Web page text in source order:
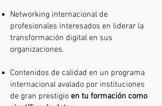
Networking internacional de
profesionales interesados en liderar la
transformación digital en sus
organizaciones.
Contenidos de calidad en un programa
internacional avalado por instituciones
de gran prestigio en tu formación como